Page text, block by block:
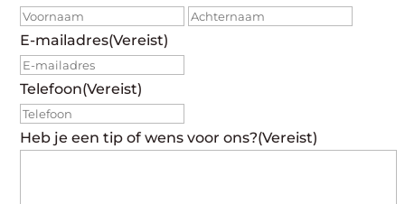
Voornaam
E-mailadres(Vereist)
Telefoon(Vereist)
Heb je een tip of wens voor ons?(Vereist)